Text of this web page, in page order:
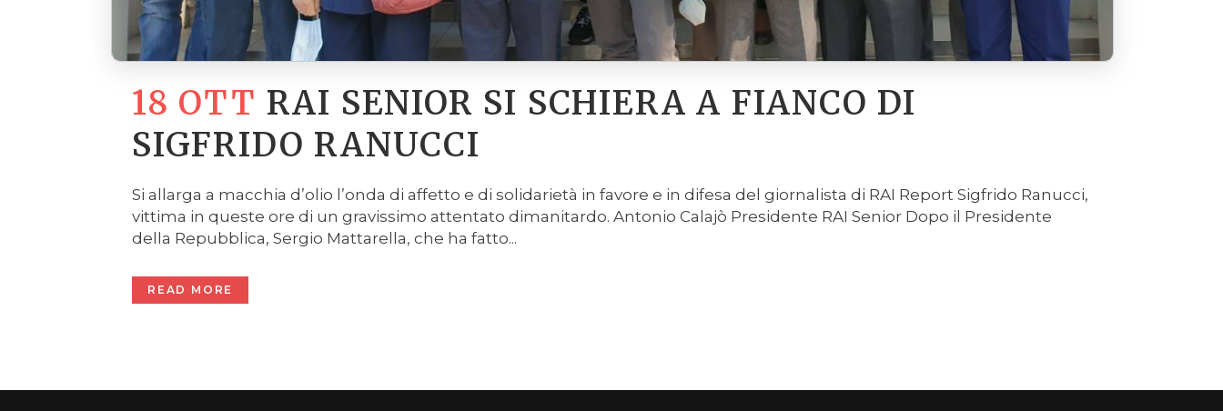
18 OTT RAI SENIOR SI SCHIERA A FIANCO DI
SIGFRIDO RANUCCI
Si allarga a macchia d’olio l’onda di affetto e di solidarietà in favore e in difesa del giornalista di RAI Report Sigfrido Ranucci,
vittima in queste ore di un gravissimo attentato dimanitardo. Antonio Calajò Presidente RAI Senior Dopo il Presidente
della Repubblica, Sergio Mattarella, che ha fatto...
READ MORE